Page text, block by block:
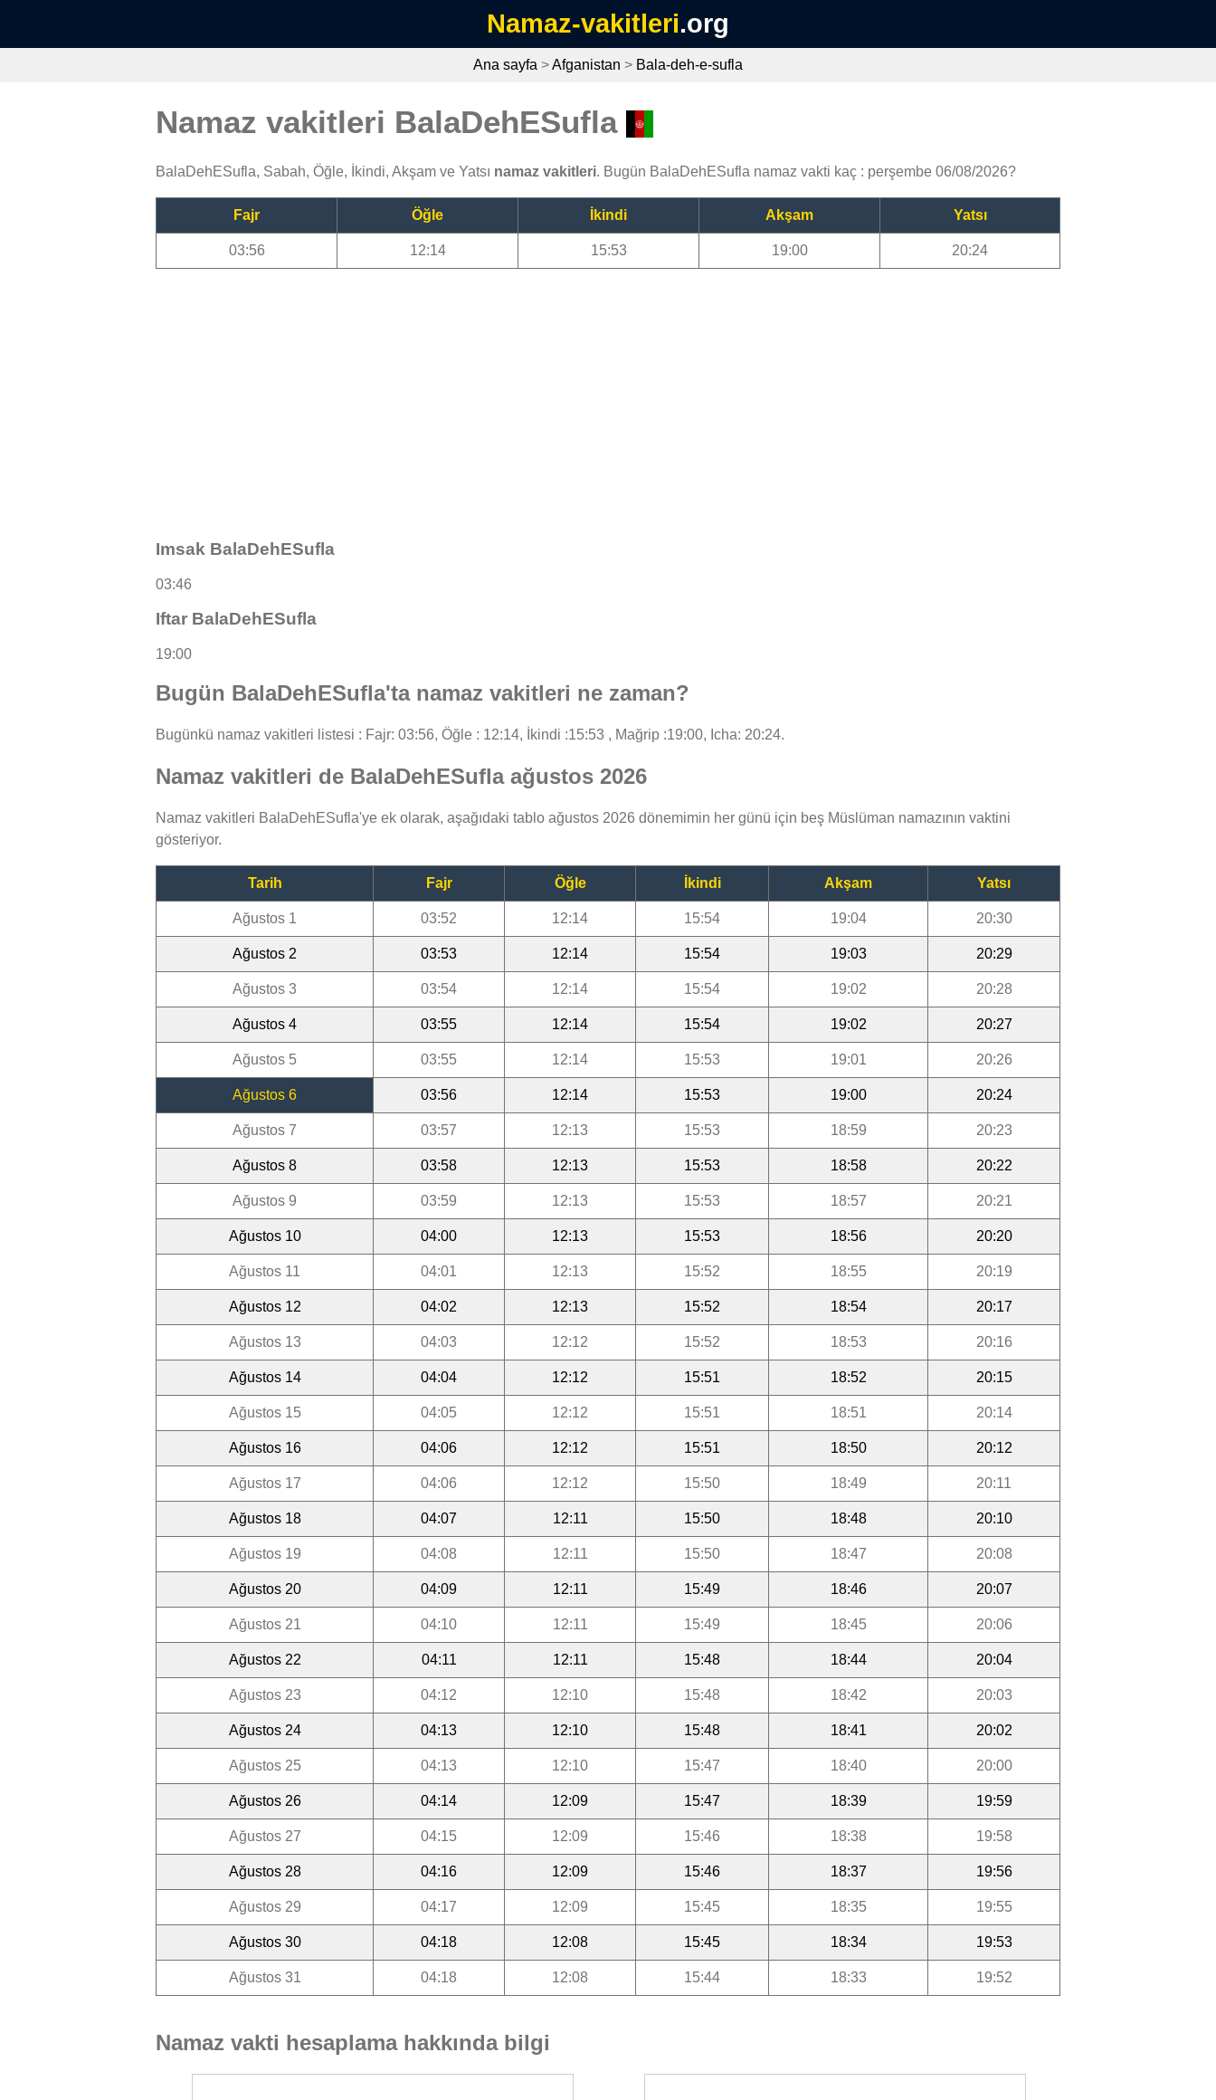
Namaz-vakitleri.org
Ana sayfa >Afganistan > Bala-deh-e-sufla
Namaz vakitleri BalaDehESufla
BalaDehESufla, Sabah, Öğle, İkindi, Akşam ve Yatsı namaz vakitleri. Bugün BalaDehESufla namaz vakti kaç : perşembe 06/08/2026?
Fajr Öğle İkindi Akşam Yatsı
03:56 12:14 15:53 19:00 20:24
Imsak BalaDehESufla
03:46
Iftar BalaDehESufla
19:00
Bugün BalaDehESufla'ta namaz vakitleri ne zaman?
Bugünkü namaz vakitleri listesi : Fajr: 03:56, Öğle : 12:14, İkindi :15:53 , Mağrip :19:00, Icha: 20:24.
Namaz vakitleri de BalaDehESufla ağustos 2026
Namaz vakitleri BalaDehESufla'ye ek olarak, aşağıdaki tablo ağustos 2026 dönemimin her günü için beş Müslüman namazının vaktini
gösteriyor.
Tarih Fajr Öğle İkindi Akşam Yatsı
Ağustos 1 03:52 12:14 15:54 19:04 20:30
Ağustos 2 03:53 12:14 15:54 19:03 20:29
Ağustos 3 03:54 12:14 15:54 19:02 20:28
Ağustos 4 03:55 12:14 15:54 19:02 20:27
Ağustos 5 03:55 12:14 15:53 19:01 20:26
Ağustos 6 03:56 12:14 15:53 19:00 20:24
Ağustos 7 03:57 12:13 15:53 18:59 20:23
Ağustos 8 03:58 12:13 15:53 18:58 20:22
Ağustos 9 03:59 12:13 15:53 18:57 20:21
Ağustos 10 04:00 12:13 15:53 18:56 20:20
Ağustos 11 04:01 12:13 15:52 18:55 20:19
Ağustos 12 04:02 12:13 15:52 18:54 20:17
Ağustos 13 04:03 12:12 15:52 18:53 20:16
Ağustos 14 04:04 12:12 15:51 18:52 20:15
Ağustos 15 04:05 12:12 15:51 18:51 20:14
Ağustos 16 04:06 12:12 15:51 18:50 20:12
Ağustos 17 04:06 12:12 15:50 18:49 20:11
Ağustos 18 04:07 12:11 15:50 18:48 20:10
Ağustos 19 04:08 12:11 15:50 18:47 20:08
Ağustos 20 04:09 12:11 15:49 18:46 20:07
Ağustos 21 04:10 12:11 15:49 18:45 20:06
Ağustos 22 04:11 12:11 15:48 18:44 20:04
Ağustos 23 04:12 12:10 15:48 18:42 20:03
Ağustos 24 04:13 12:10 15:48 18:41 20:02
Ağustos 25 04:13 12:10 15:47 18:40 20:00
Ağustos 26 04:14 12:09 15:47 18:39 19:59
Ağustos 27 04:15 12:09 15:46 18:38 19:58
Ağustos 28 04:16 12:09 15:46 18:37 19:56
Ağustos 29 04:17 12:09 15:45 18:35 19:55
Ağustos 30 04:18 12:08 15:45 18:34 19:53
Ağustos 31 04:18 12:08 15:44 18:33 19:52
Namaz vakti hesaplama hakkında bilgi